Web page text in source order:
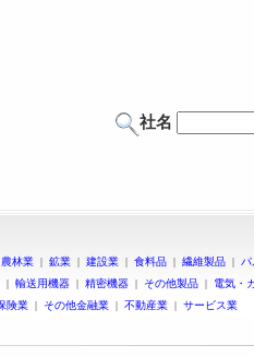
社名
林業 | 鉱業 | 建設業 | 食料品 | 繊維製品 |
| 輸送用機器 | 精密機器 | その他製品 | 電気・
険業 | その他金融業 | 不動産業 | サービス業